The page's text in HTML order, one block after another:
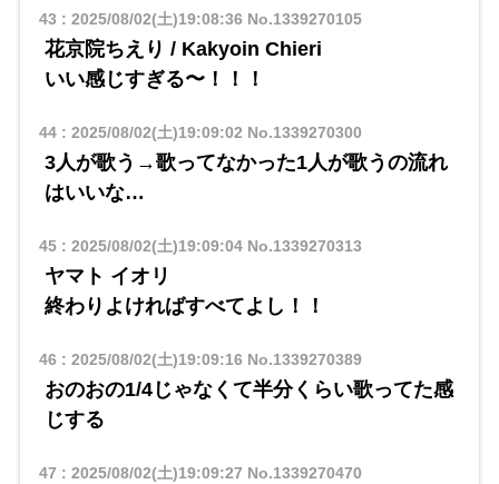
43 : 2025/08/02(土)19:08:36 No.1339270105
花京院ちえり / Kakyoin Chieri
​​いい感じすぎる〜！！！
44: 2025/08/02(土)19:09:02 No.1339270300
3人が歌う→歌ってなかった1人が歌うの流れ
はいいな…
45: 2025/08/02(土)19:09:04No.1339270313
ヤマト イオリ
​​終わりよければすべてよし！！
46 : 2025/08/02(土)19:09:16 No.1339270389
おのおの1/4じゃなくて半分くらい歌ってた感
じする
47 : 2025/08/02(土)19:09:27 No.1339270470